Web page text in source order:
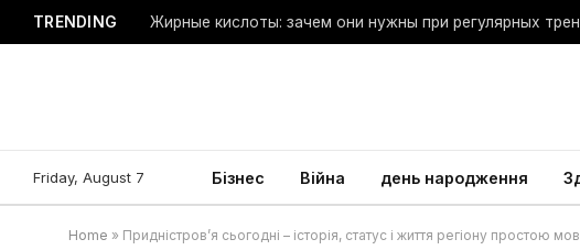
TRENDING Жирные кислоты: зачем они нужны при регулярных
Friday, August 7 Бізнес Війна день народження
Home » Придністров’я сьогодні – історія, статус і життя регіону простою